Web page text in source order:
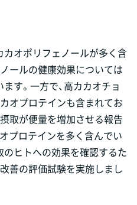
オポリフェノールが多く含
ールの健康効果については
す。一方で、高カカオチョ
オプロテインも含まれてお
取が便量を増加させる報告
プロテインを多く含んでい
ヒトへの効果を確認するた
改善の評価試験を実施しまし